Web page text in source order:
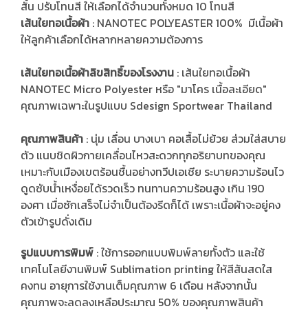
สั้น ปรับโทนสี ให้เลือกได้จำนวนทั้งหมด 10 โทนสี
เส้นใยทอเนื้อผ้า : NANOTEC POLYEASTER 100% มีเนื้อผ้า
ให้ลูกค้าเลือกได้หลากหลายความต้องการ
เส้นใยทอเนื้อผ้าลิขสิทธิ์ของโรงงาน : เส้นใยทอเนื้อผ้า
NANOTEC Micro Polyester หรือ "มาโคร เนื้อละเอียด"
คุณภาพเฉพาะในรูปแบบ Sdesign Sportwear Thailand
คุณภาพสินค้า : นุ่ม เลื่อน บางเบา คอเสื้อไม่ย้วย ส่วมใส่สบาย
ตัว แนบชิดผิวกายเคลื่อนไหวสะดวกทุกอริยาบทของคุณ
เหมาะกับเมืองเขตร้อนชื้นอย่างทวีปเอเชีย ระบายความร้อนไว
ดูดซับน้ำเหงื่อยได้รวดเร็ว ทนทานความร้อนสูง เกิน 190
องศา เมื่อซักเสร็จไม่จำเป็นต้องรีดก็ได้ เพราะเนื้อผ้าจะอยู่คง
ตัวเข้ารูปดั่งเดิม
รูปแบบการพิมพ์ : ใช้การออกแบบพิมพ์ลายทั้งตัว และใช้
เทคโนโลยีงานพิมพ์ Sublimation printing ให้สีสันสดใส
คงทน อายุการใช้งานเต็มคุณภาพ 6 เดือน หลังจากนั้น
คุณภาพจะลดลงเหลือประมาณ 50% ของคุณภาพสินค้า